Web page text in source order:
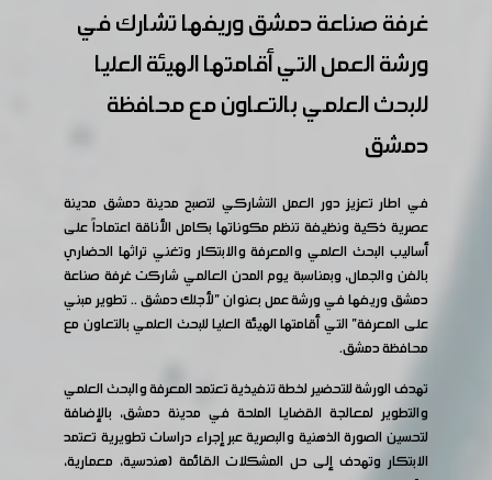
غرفة صناعة دمشق وريفها تشارك في
ورشة العمل التي أقامتها الهيئة العليا
للبحث العلمي بالتعاون مع محافظة
دمشق
في اطار تعزيز دور العمل التشاركي لتصبح مدينة دمشق مدينة
عصرية ذكية ونظيفة تنظم مكوناتها بكامل الأناقة اعتماداً على
أساليب البحث العلمي والمعرفة والابتكار وتغني تراثها الحضاري
بالفن والجمال، وبمناسبة يوم المدن العالمي شاركت غرفة صناعة
دمشق وريفها في ورشة عمل بعنوان "لأجلك دمشق .. تطوير مبني
على المعرفة" التي أقامتها الهيئة العليا للبحث العلمي بالتعاون مع
محافظة دمشق.
تهدف الورشة للتحضير لخطة تنفيذية تعتمد المعرفة والبحث العلمي
والتطوير لمعالجة القضايا الملحة في مدينة دمشق، بالإضافة
لتحسين الصورة الذهنية والبصرية عبر إجراء دراسات تطويرية تعتمد
الابتكار وتهدف إلى حل المشكلات القائمة (هندسية، معمارية،